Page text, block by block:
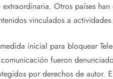
extraordinaria. Otros países
vinculados a
inicial para bloquear
fueron
por derechos de autor.